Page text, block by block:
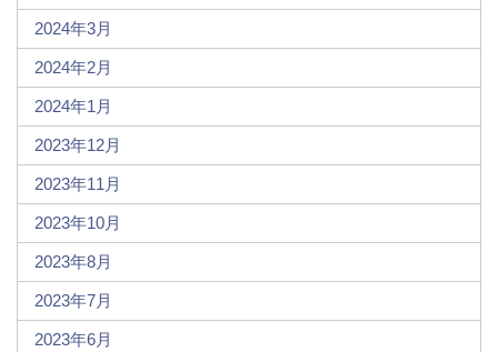
2024年3月
2024年2月
2024年1月
2023年12月
2023年11月
2023年10月
2023年8月
2023年7月
2023年6月